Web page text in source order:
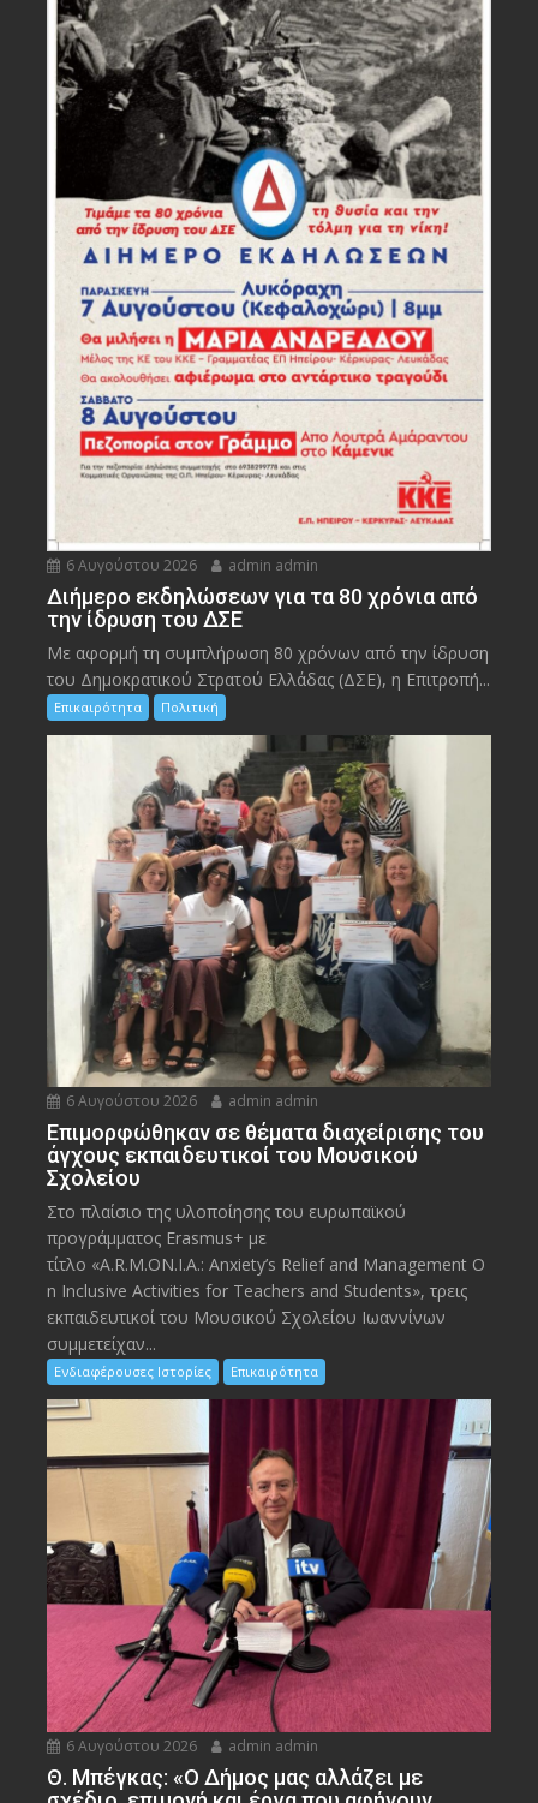
6 Αυγούστου 2026 admin admin
Διήμερο εκδηλώσεων για τα 80 χρόνια από
την ίδρυση του ΔΣΕ
Με αφορμή τη συμπλήρωση 80 χρόνων από την ίδρυση
του Δημοκρατικού Στρατού Ελλάδας (ΔΣΕ), η Επιτροπή...
Επικαιρότητα Πολιτική
6 Αυγούστου 2026 admin admin
Eπιμορφώθηκαν σε θέματα διαχείρισης του
άγχους εκπαιδευτικοί του Μουσικού
Σχολείου
Στο πλαίσιο της υλοποίησης του ευρωπαϊκού
προγράμματος Erasmus+ με
τίτλο «A.R.M.ON.I.A.: Anxiety’s Relief and Management O
n Inclusive Activities for Teachers and Students», τρεις
εκπαιδευτικοί του Μουσικού Σχολείου Ιωαννίνων
συμμετείχαν...
Ενδιαφέρουσες Ιστορίες Επικαιρότητα
6 Αυγούστου 2026 admin admin
Θ. Μπέγκας: «Ο Δήμος μας αλλάζει με